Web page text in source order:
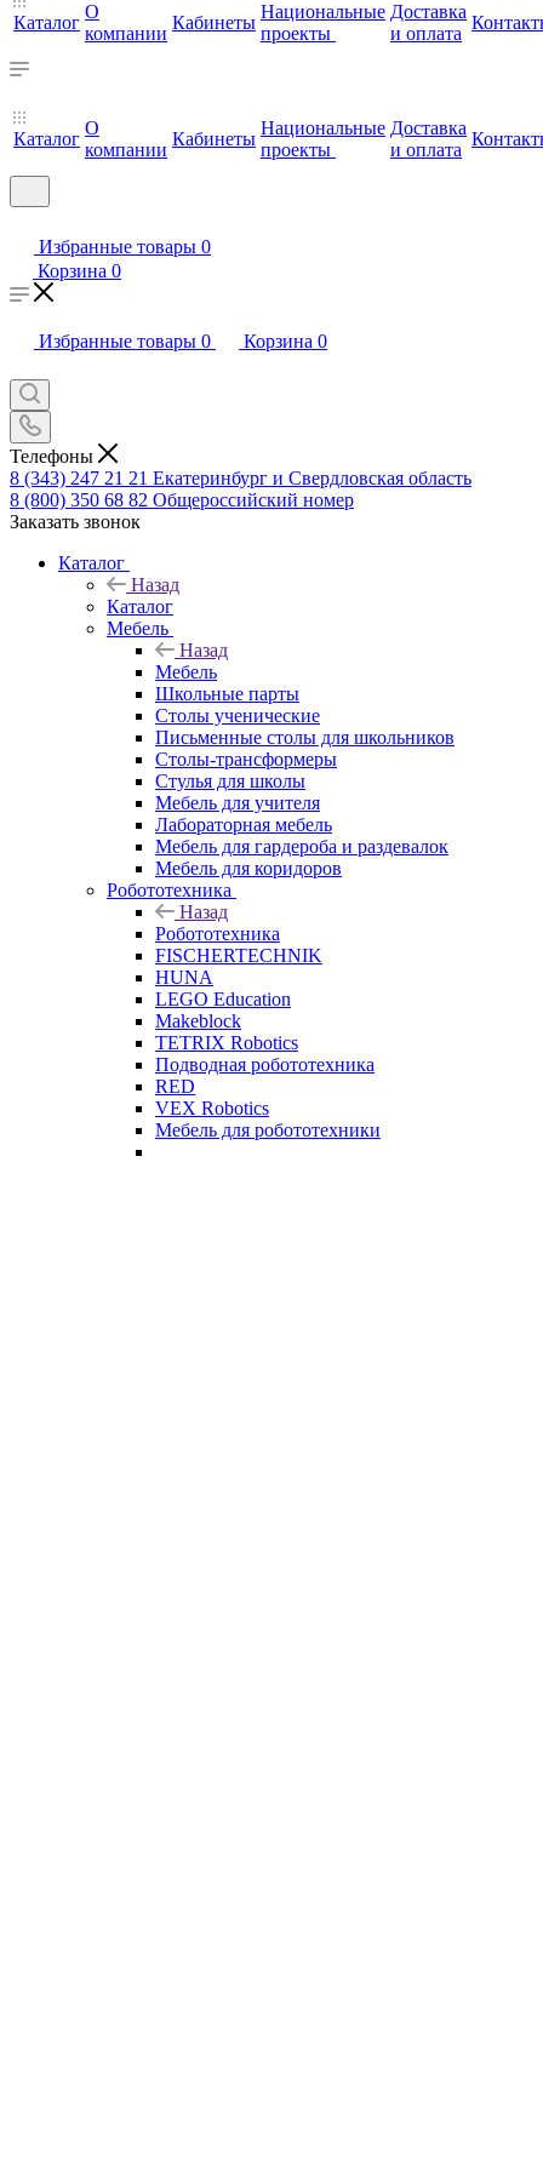
Каталог
О
компании
Кабинеты
Национальные
проекты
Доставка
и оплата
Каталог
О
компании
Кабинеты
Национальные
проекты
Доставка
и оплата
Избранные товары 0
Корзина 0
Избранные товары 0 Корзина 0
Телефоны
8 (343) 247 21 21 Екатеринбург и Свердловская область
8 (800) 350 68 82 Общероссийский номер
Заказать звонок
Каталог
Назад
Каталог
Мебель
Назад
Мебель
Школьные парты
Столы ученические
Письменные столы для школьников
Столы-трансформеры
Стулья для школы
Мебель для учителя
Лабораторная мебель
Мебель для гардероба и раздевалок
Мебель для коридоров
Робототехника
Назад
Робототехника
FISCHERTECHNIK
HUNA
LEGO Education
Makeblock
TETRIX Robotics
Подводная робототехника
RED
VEX Robotics
Мебель для робототехники